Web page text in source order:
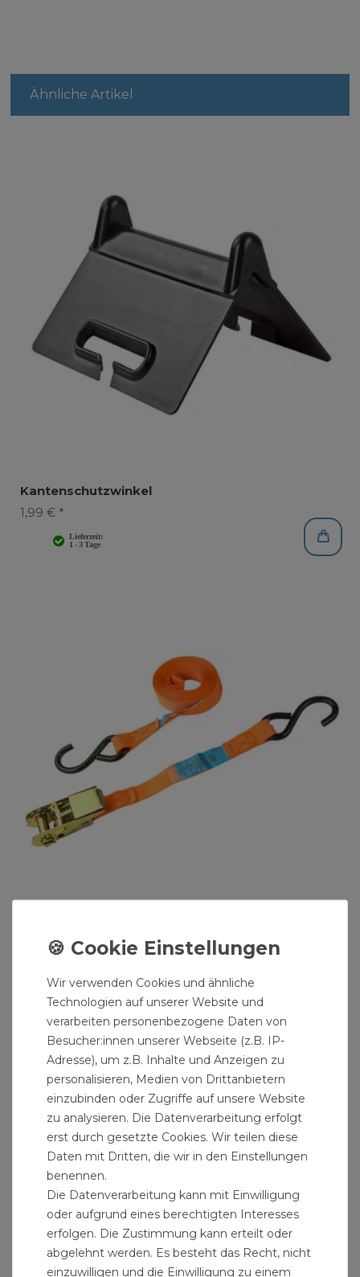
Ähnliche Artikel
Kantenschutzwinkel
1,99 € *
4,99 € *
Wir verwenden Cookies und ähnliche
Technologien auf unserer Website und
verarbeiten personenbezogene Daten von
Besucher:innen unserer Webseite (z.B. IP-
Adresse), um z.B. Inhalte und Anzeigen zu
personalisieren, Medien von Drittanbietern
einzubinden oder Zugriffe auf unsere Website
zu analysieren. Die Datenverarbeitung erfolgt
erst durch gesetzte Cookies. Wir teilen diese
Daten mit Dritten, die wir in den Einstellungen
benennen.
Die Datenverarbeitung kann mit Einwilligung
oder aufgrund eines berechtigten Interesses
erfolgen. Die Zustimmung kann erteilt oder
abgelehnt werden. Es besteht das Recht, nicht
einzuwilligen und die Einwilligung zu einem